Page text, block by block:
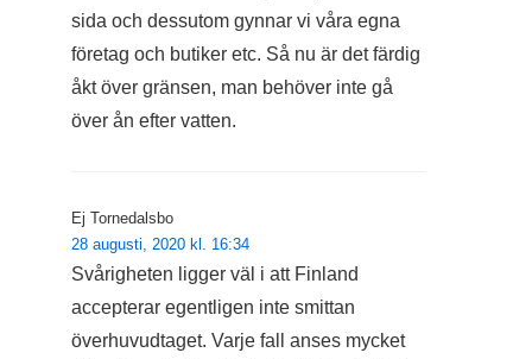
sida och dessutom gynnar vi våra egna
företag och butiker etc. Så nu är det färdig
åkt över gränsen, man behöver inte gå
över ån efter vatten.
Ej Tornedalsbo
28 augusti, 2020 kl. 16:34
Svårigheten ligger väl i att Finland
accepterar egentligen inte smittan
överhuvudtaget. Varje fall anses mycket